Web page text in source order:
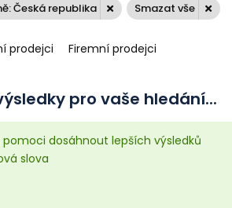
Česká republika Smazat vše
prodejci Firemní prodejci
pro vaše hledání...
dosáhnout lepších výsledků
slova